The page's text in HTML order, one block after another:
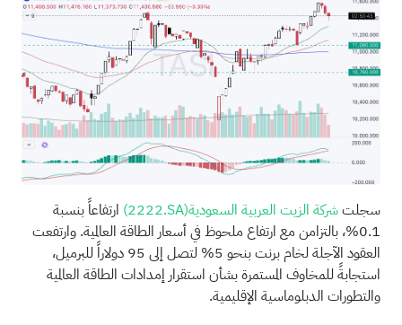
سجلتشركة الزيت العربية السعودية(2222.SA) ارتفاعاً بنسبة
0.1%، بالتزامن مع ارتفاع ملحوظ في أسعار الطاقة العالمية. وارتفعت
العقود الآجلة لخام برنت بنحو 5% لتصل إلى 95 دولاراً للبرميل،
استجابةً للمخاوف المستمرة بشأن استقرار إمدادات الطاقة العالمية
والتطورات الدبلوماسية الإقليمية.